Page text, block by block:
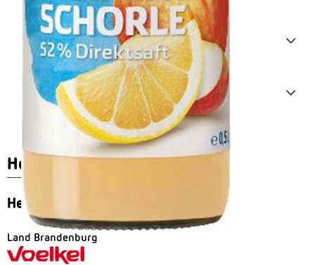
Zutaten
Produktdatenblatt
Herkunft
Hersteller: Voelkel
Land Brandenburg